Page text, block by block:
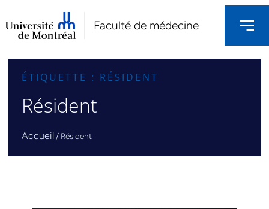
Faculté de médecine
ÉTIQUETTE : RÉSIDENT
Résident
Accueil / Résident